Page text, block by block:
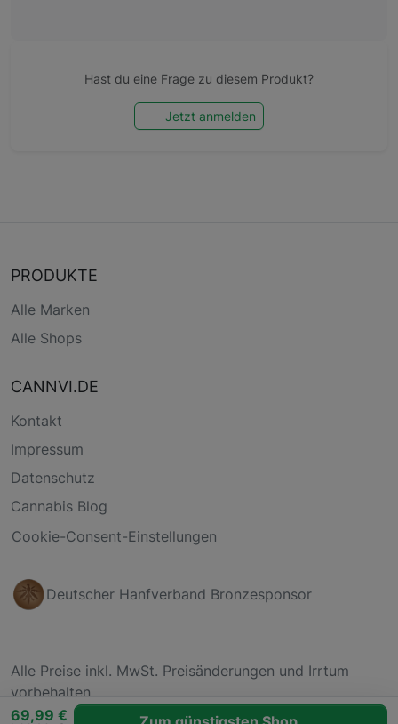
Hast du eine Frage zu diesem Produkt?
Jetzt anmelden
69,99 €
PRODUKTE
Alle Marken
Alle Shops
CANNVI.DE
Kontakt
Impressum
Datenschutz
Cannabis Blog
Cookie-Consent-Einstellungen
Deutscher Hanfverband Bronzesponsor
Alle Preise inkl. MwSt. Preisänderungen und Irrtum
vorbehalten